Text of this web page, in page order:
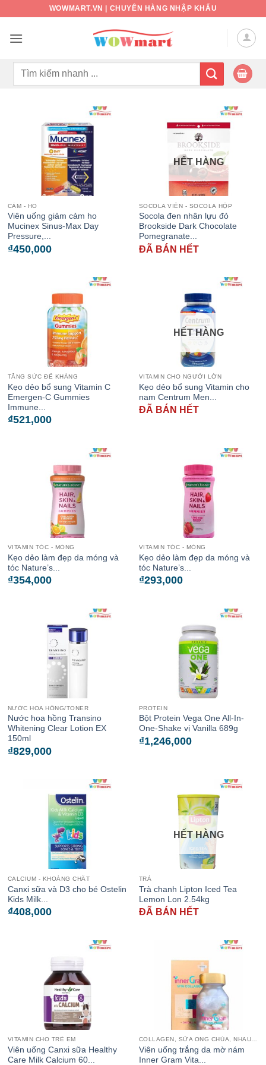
nội
WOWMART.VN | CHUYÊN HÀNG NHẬP KHẨU
Tìm
CẢM - HO
Viên uống giảm cảm ho
Mucinex Sinus-Max Day
Pressure,...
₫450,000
HẾT HÀNG
SOCOLA VIÊN - SOCOLA HỘP
Socola đen nhân lựu đỏ
Brookside Dark Chocolate
Pomegranate...
ĐÃ BÁN HẾT
TĂNG SỨC ĐỀ KHÁNG
Kẹo dẻo bổ sung Vitamin C
Emergen-C Gummies
Immune...
₫521,000
HẾT HÀNG
VITAMIN CHO NGƯỜI LỚN
Kẹo dẻo bổ sung Vitamin cho
nam Centrum Men...
ĐÃ BÁN HẾT
VITAMIN TÓC - MÓNG
Kẹo dẻo làm đẹp da móng và
tóc Nature’s...
₫354,000
VITAMIN TÓC - MÓNG
Kẹo dẻo làm đẹp da móng và
tóc Nature’s...
₫293,000
NƯỚC HOA HỒNG/TONER
Nước hoa hồng Transino
Whitening Clear Lotion EX
150ml
₫829,000
PROTEIN
Bột Protein Vega One All-In-
One-Shake vị Vanilla 689g
₫1,246,000
CALCIUM - KHOÁNG CHẤT
Canxi sữa và D3 cho bé Ostelin
Kids Milk...
₫408,000
HẾT HÀNG
TRÀ
Trà chanh Lipton Iced Tea
Lemon Lon 2.54kg
ĐÃ BÁN HẾT
VITAMIN CHO TRẺ EM
Viên uống Canxi sữa Healthy
Care Milk Calcium 60...
Viên uống trắng da mờ nám
Inner Gram Vita...